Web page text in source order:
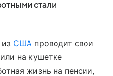
стали
США проводит свои
на кушетке
жизнь на пенсии,